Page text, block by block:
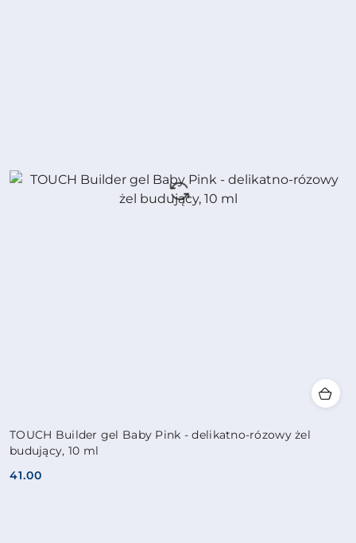
TOUCH Builder gel Baby Pink - delikatno-rózowy żel
budujący, 10 ml
Cena:
41.00